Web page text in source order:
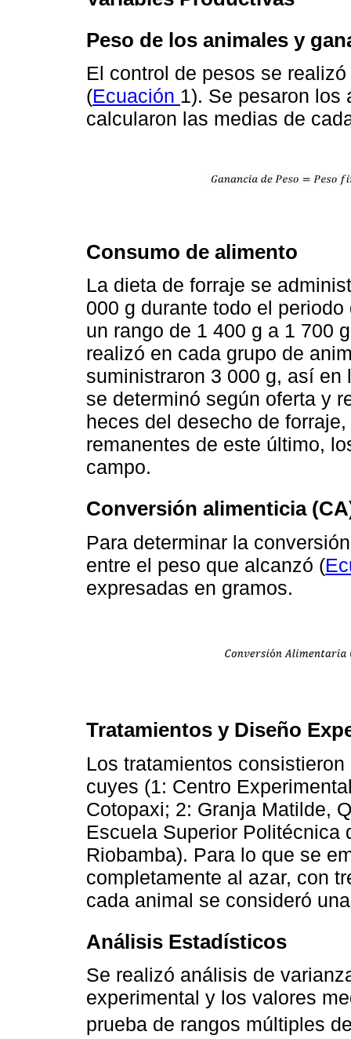
Peso de los animales y
El control de pesos se
(Ecuación 1). Se pesaron los
calcularon las medias de
Consumo de alimento
La dieta de forraje se
000 g durante todo el
un rango de 1 400 g a 1 700
realizó en cada grupo de
suministraron 3 000 g, así
se determinó según oferta y
heces del desecho de
remanentes de este último,
campo.
Conversión alimenticia
Para determinar la
entre el peso que alcanzó (
expresadas en gramos.
Tratamientos y Diseño
Los tratamientos
cuyes (1: Centro
Cotopaxi; 2: Granja Matilde,
Escuela Superior Politécnica
Riobamba). Para lo que se
completamente al azar, con
cada animal se consideró
Análisis Estadísticos
Se realizó análisis de
experimental y los valores
prueba de rangos múltiples